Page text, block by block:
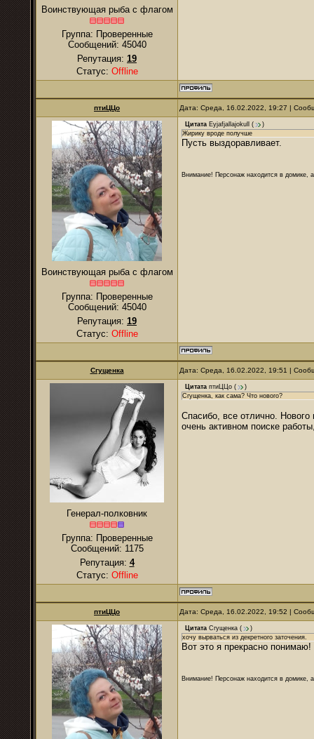
Воинствующая рыба с флагом
Группа: Проверенные
Сообщений: 45040
Репутация: 19
Статус: Offline
птиЦЦо Дата: Среда, 16.02.2022, 19:27 |
Воинствующая рыба с флагом
Группа: Проверенные
Сообщений: 45040
Репутация: 19
Статус: Offline
Цитата Eyjafjallajokull (
)
Жирику вроде получше
Пусть выздоравливает.
Внимание! Персонаж находится в домике,
Сгущенка Дата: Среда, 16.02.2022, 19:51 |
Генерал-полковник
Группа: Проверенные
Сообщений: 1175
Репутация: 4
Статус: Offline
Цитата птиЦЦо (
)
Сгущенка, как сама? Что нового?
Спасибо, все отлично. Нового
очень активном поиске
птиЦЦо Дата: Среда, 16.02.2022, 19:52 |
Цитата Сгущенка (
)
хочу вырваться из декретного заточения.
Вот это я прекрасно понимаю!
Внимание! Персонаж находится в домике,